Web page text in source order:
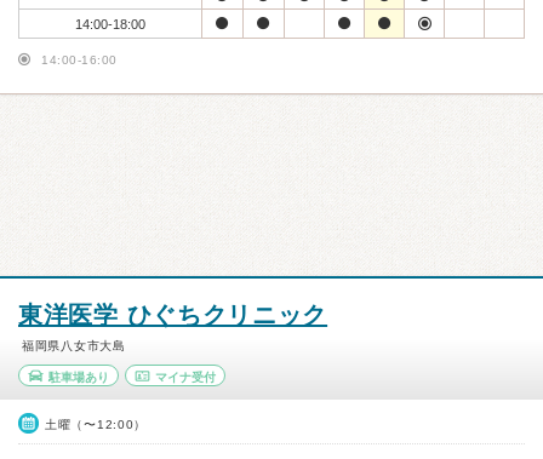
14:00-18:00
14:00-16:00
東洋医学 ひぐちクリニック
福岡県八女市大島
駐車場あり マイナ受付
土曜（〜12:00）